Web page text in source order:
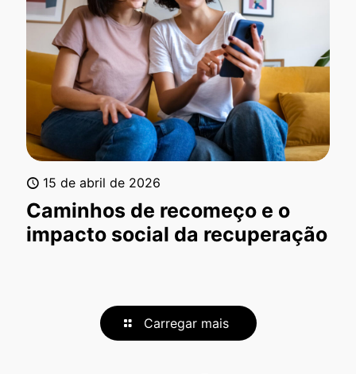
15 de abril de 2026
Caminhos de recomeço e o
impacto social da recuperação
Carregar mais